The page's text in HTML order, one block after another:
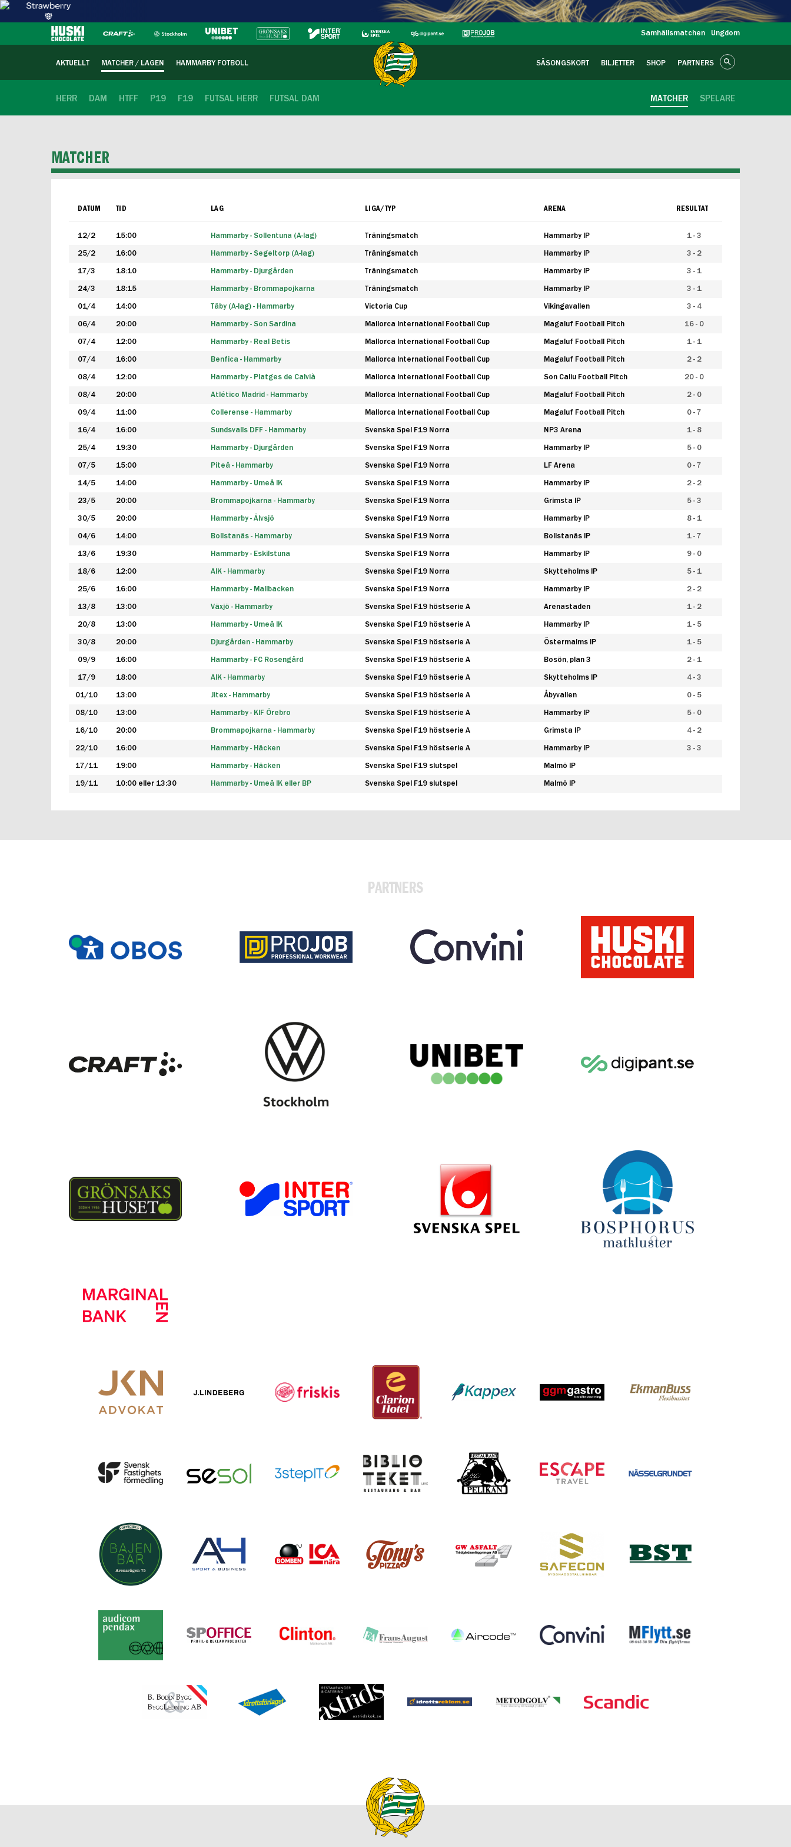
Samhällsmatchen Ungdom
AKTUELLT MATCHER / LAGEN HAMMARBY FOTBOLL SÄSONGSKORT BILJETTER SHOP PARTNERS
HERR DAM HTFF P19 F19 FUTSAL HERR FUTSAL DAM SPELARE
MATCHER
MATCHER
DATUM TID LAG LIGA/TYP ARENA RESULTAT
12/2 15:00 Hammarby - Sollentuna (A-lag) Träningsmatch Hammarby IP 1 - 3
25/2 16:00 Hammarby - Segeltorp (A-lag) Träningsmatch Hammarby IP 3 - 2
17/3 18:10 Hammarby - Djurgården Träningsmatch Hammarby IP 3 - 1
24/3 18:15 Hammarby - Brommapojkarna Träningsmatch Hammarby IP 3 - 1
01/4 14:00 Täby (A-lag) - Hammarby Victoria Cup Vikingavallen 3 - 4
06/4 20:00 Hammarby - Son Sardina Mallorca International Football Cup Magaluf Football Pitch 16 - 0
07/4 12:00 Hammarby - Real Betis Mallorca International Football Cup Magaluf Football Pitch 1 - 1
07/4 16:00 Benfica - Hammarby Mallorca International Football Cup Magaluf Football Pitch 2 - 2
08/4 12:00 Hammarby - Platges de Calvià Mallorca International Football Cup Son Caliu Football Pitch 20 - 0
08/4 20:00 Atlético Madrid - Hammarby Mallorca International Football Cup Magaluf Football Pitch 2 - 0
09/4 11:00 Collerense - Hammarby Mallorca International Football Cup Magaluf Football Pitch 0 - 7
16/4 16:00 Sundsvalls DFF - Hammarby Svenska Spel F19 Norra NP3 Arena 1 - 8
25/4 19:30 Hammarby - Djurgården Svenska Spel F19 Norra Hammarby IP 5 - 0
07/5 15:00 Piteå - Hammarby Svenska Spel F19 Norra LF Arena 0 - 7
14/5 14:00 Hammarby - Umeå IK Svenska Spel F19 Norra Hammarby IP 2 - 2
23/5 20:00 Brommapojkarna - Hammarby Svenska Spel F19 Norra Grimsta IP 5 - 3
30/5 20:00 Hammarby - Älvsjö Svenska Spel F19 Norra Hammarby IP 8 - 1
04/6 14:00 Bollstanäs - Hammarby Svenska Spel F19 Norra Bollstanäs IP 1 - 7
13/6 19:30 Hammarby - Eskilstuna Svenska Spel F19 Norra Hammarby IP 9 - 0
18/6 12:00 AIK - Hammarby Svenska Spel F19 Norra Skytteholms IP 5 - 1
25/6 16:00 Hammarby - Mallbacken Svenska Spel F19 Norra Hammarby IP 2 - 2
13/8 13:00 Växjö - Hammarby Svenska Spel F19 höstserie A Arenastaden 1 - 2
20/8 13:00 Hammarby - Umeå IK Svenska Spel F19 höstserie A Hammarby IP 1 - 5
30/8 20:00 Djurgården - Hammarby Svenska Spel F19 höstserie A Östermalms IP 1 - 5
09/9 16:00 Hammarby - FC Rosengård Svenska Spel F19 höstserie A Bosön, plan 3 2 - 1
17/9 18:00 AIK - Hammarby Svenska Spel F19 höstserie A Skytteholms IP 4 - 3
01/10 13:00 Jitex - Hammarby Svenska Spel F19 höstserie A Åbyvallen 0 - 5
08/10 13:00 Hammarby - KIF Örebro Svenska Spel F19 höstserie A Hammarby IP 5 - 0
16/10 20:00 Brommapojkarna - Hammarby Svenska Spel F19 höstserie A Grimsta IP 4 - 2
22/10 16:00 Hammarby - Häcken Svenska Spel F19 höstserie A Hammarby IP 3 - 3
17/11 19:00 Hammarby - Häcken Svenska Spel F19 slutspel Malmö IP
19/11 10:00 eller 13:30 Hammarby - Umeå IK eller BP Svenska Spel F19 slutspel Malmö IP
PARTNERS